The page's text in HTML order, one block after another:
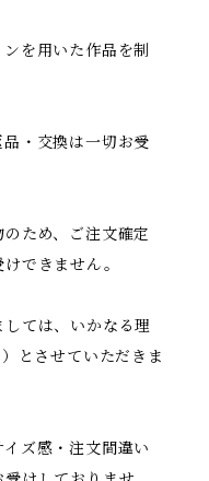
を用いた作品を制
・交換は一切お受
ため、ご注文確定
できません。
ては、いかなる理
とさせていただきま
ズ感・注文間違い